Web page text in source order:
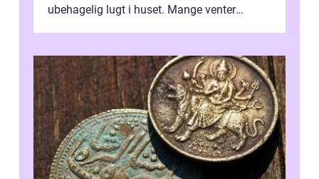
ubehagelig lugt i huset. Mange venter